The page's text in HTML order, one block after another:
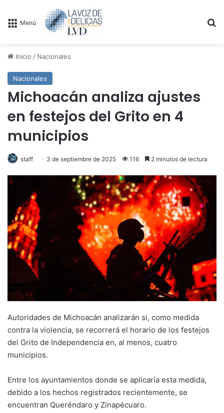
Menú
Inicio / Nacionales
Nacionales
Michoacán analiza ajustes
en festejos del Grito en 4
municipios
staff 3 de septiembre de 2025 116 2 minutos de lectura
Autoridades de Michoacán analizarán si, como medida
contra la violencia, se recorrerá el horario de los festejos
del Grito de Independencia en, al menos, cuatro
municipios.
Entre los ayuntamientos donde se aplicaría esta medida,
debido a los hechos registrados recientemente, se
encuentran Queréndaro y Zinapécuaro.